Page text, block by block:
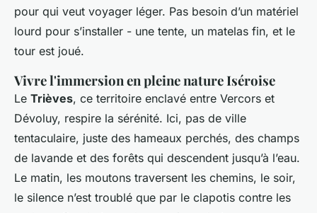
pour qui veut voyager léger. Pas besoin d’un matériel
lourd pour s’installer - une tente, un matelas fin, et le
tour est joué.
Vivre l'immersion en pleine nature Iséroise
Le Trièves, ce territoire enclavé entre Vercors et
Dévoluy, respire la sérénité. Ici, pas de ville
tentaculaire, juste des hameaux perchés, des champs
de lavande et des forêts qui descendent jusqu’à l’eau.
Le matin, les moutons traversent les chemins, le soir,
le silence n’est troublé que par le clapotis contre les